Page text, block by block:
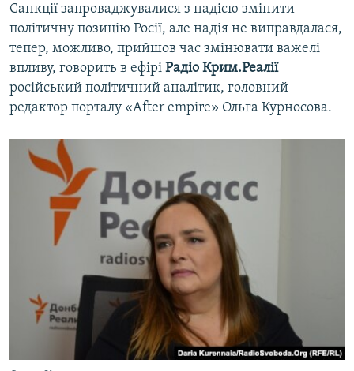
Санкції запроваджувалися з надією змінити
політичну позицію Росії, але надія не виправдалася,
тепер, можливо, прийшов час змінювати важелі
впливу, говорить в ефірі Радіо Крим.Реалії
російський політичний аналітик, головний
редактор порталу «After empire» Ольга Курносова.